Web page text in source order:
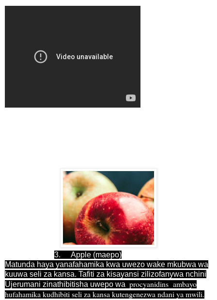
3.
Apple (maepo)
Matunda haya yanafahamika kwa uwezo wake mkubwa wa
kuuwa seli za kansa. Tafiti za kisayansi zilizofanywa nchini
Ujerumani zinathibitisha uwepo wa procyanidins ambayo
hufahamika kudhibiti seli za kansa kutengenezwa ndani ya mwili.